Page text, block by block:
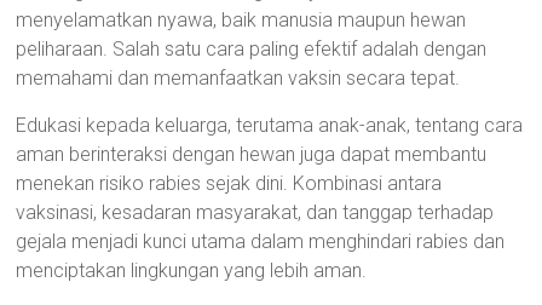
menyelamatkan nyawa, baik manusia maupun hewan
peliharaan. Salah satu cara paling efektif adalah dengan
memahami dan memanfaatkan vaksin secara tepat.
Edukasi kepada keluarga, terutama anak-anak, tentang cara
aman berinteraksi dengan hewan juga dapat membantu
menekan risiko rabies sejak dini. Kombinasi antara
vaksinasi, kesadaran masyarakat, dan tanggap terhadap
gejala menjadi kunci utama dalam menghindari rabies dan
menciptakan lingkungan yang lebih aman.